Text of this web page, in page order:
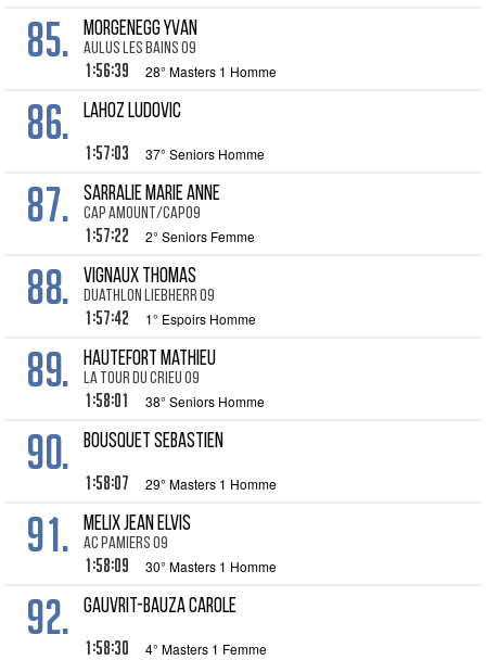
85. MORGENEGG Yvan
Aulus les Bains 09
1:56:39 28° Masters 1 Homme
86. LAHOZ Ludovic
1:57:03 37° Seniors Homme
87. SARRALIE Marie Anne
cap amount/Cap09
1:57:22 2° Seniors Femme
88. VIGNAUX Thomas
Duathlon LIEBHERR 09
1:57:42 1° Espoirs Homme
89. HAUTEFORT Mathieu
La Tour du Crieu 09
1:58:01 38° Seniors Homme
90. BOUSQUET Sebastien
1:58:07 29° Masters 1 Homme
91. MELIX Jean Elvis
AC Pamiers 09
1:58:09 30° Masters 1 Homme
92. GAUVRIT-BAUZA Carole
1:58:30 4° Masters 1 Femme